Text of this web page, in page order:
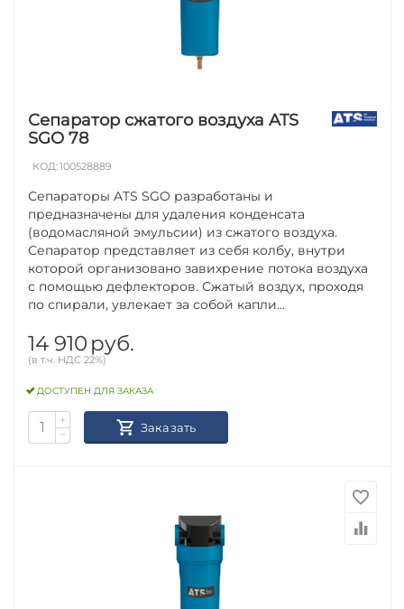
Сепаратор сжатого воздуха ATS
SGO 78
КОД:100528889
Сепараторы ATS SGO разработаны и
предназначены для удаления конденсата
(водомасляной эмульсии) из сжатого воздуха.
Сепаратор представляет из себя колбу, внутри
которой организовано завихрение потока воздуха
с помощью дефлекторов. Сжатый воздух, проходя
по спирали, увлекает за собой капли...
14 910 руб.
(в т.ч. НДС 22%)
ДОСТУПЕН ДЛЯ ЗАКАЗА
+
−
Заказать